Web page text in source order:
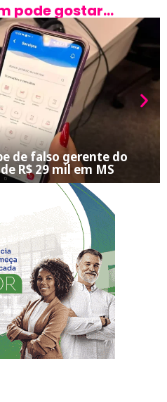
pode gostar...
de falso gerente do
R$ 29 mil em MS